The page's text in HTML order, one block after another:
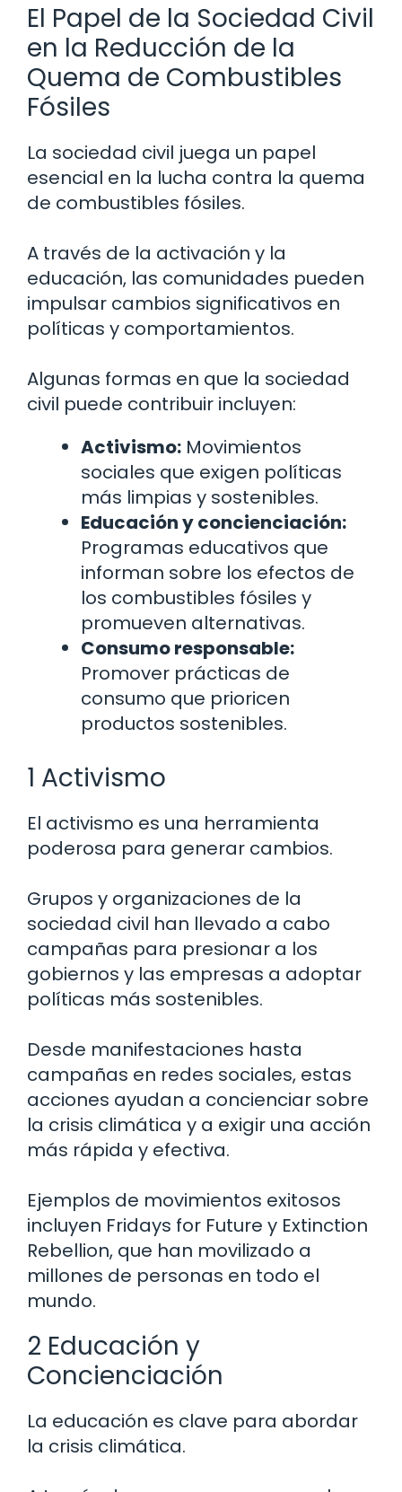
El Papel de la Sociedad Civil
en la Reducción de la
Quema de Combustibles
Fósiles
La sociedad civil juega un papel
esencial en la lucha contra la quema
de combustibles fósiles.
A través de la activación y la
educación, las comunidades pueden
impulsar cambios significativos en
políticas y comportamientos.
Algunas formas en que la sociedad
civil puede contribuir incluyen:
Activismo: Movimientos
sociales que exigen políticas
más limpias y sostenibles.
Educación y concienciación:
Programas educativos que
informan sobre los efectos de
los combustibles fósiles y
promueven alternativas.
Consumo responsable:
Promover prácticas de
consumo que prioricen
productos sostenibles.
1 Activismo
El activismo es una herramienta
poderosa para generar cambios.
Grupos y organizaciones de la
sociedad civil han llevado a cabo
campañas para presionar a los
gobiernos y las empresas a adoptar
políticas más sostenibles.
Desde manifestaciones hasta
campañas en redes sociales, estas
acciones ayudan a concienciar sobre
la crisis climática y a exigir una acción
más rápida y efectiva.
Ejemplos de movimientos exitosos
incluyen Fridays for Future y Extinction
Rebellion, que han movilizado a
millones de personas en todo el
mundo.
2 Educación y
Concienciación
La educación es clave para abordar
la crisis climática.